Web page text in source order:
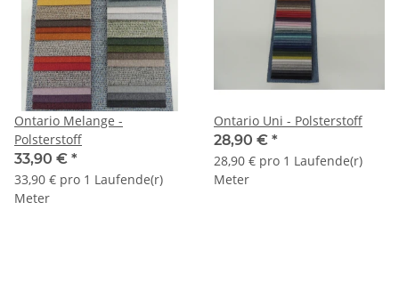
Ontario Melange -
Polsterstoff
33,90 € *
33,90 € pro 1 Laufende(r)
Meter
Ontario Uni - Polsterstoff
28,90 € *
28,90 € pro 1 Laufende(r)
Meter